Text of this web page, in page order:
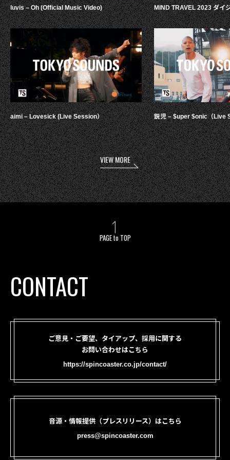
luvis – Oh (Official Music Video)
aimi – Lovesick (Live Session）
MIND TRAVEL 2023 ダイ
鋭児 – $uper $onic（Live
VIEW MORE
PAGE to TOP
CONTACT
ご意見・ご要望、タイアップ、採用に関する
お問い合わせはこちら
https://spincoaster.co.jp/contact/
音源・情報提供（プレスリリース）はこちら
press@spincoaster.com